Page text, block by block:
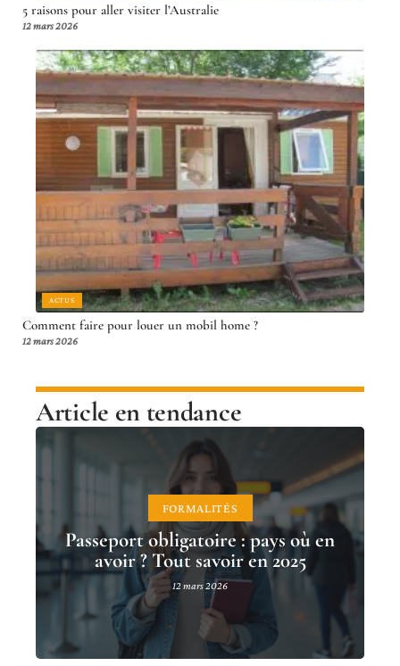
5 raisons pour aller visiter l’Australie
12 mars 2026
ACTUS
Comment faire pour louer un mobil home ?
12 mars 2026
Article en tendance
FORMALITÉS
Passeport obligatoire : pays où en
avoir ? Tout savoir en 2025
12 mars 2026